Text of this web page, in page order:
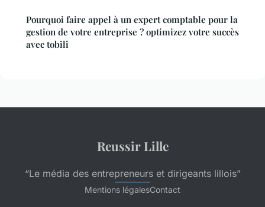
Pourquoi faire appel à un expert comptable pour la
gestion de votre entreprise ? optimizez votre succès
avec tobili
Reussir Lille
“Le média des entrepreneurs et dirigeants lillois”
Mentions légalesContact